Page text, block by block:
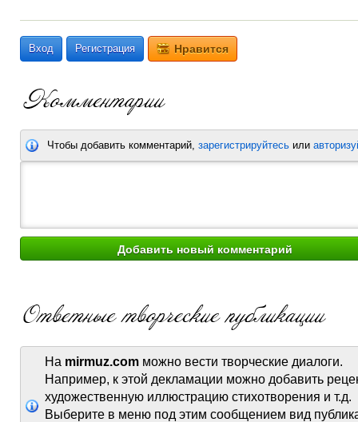
Вход Регистрация Нравится
Чтобы добавить комментарий, зарегистрируйтесь или
На mirmuz.com можно вести творческие диалоги.
Например, к этой декламации можно добавить
художественную иллюстрацию стихотворения и т.д.
Выберите в меню под этим сообщением вид